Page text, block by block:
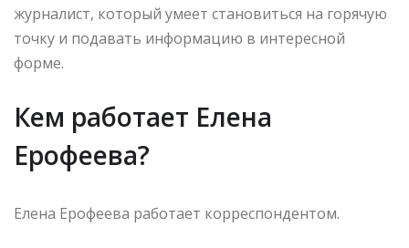
журналист, который умеет становиться на горячую
точку и подавать информацию в интересной
форме.
Кем работает Елена
Ерофеева?
Елена Ерофеева работает корреспондентом.